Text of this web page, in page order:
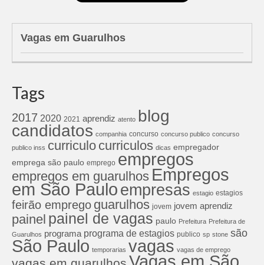
Vagas em Guarulhos
Tags
2017 2020 2021 aprendiz atento blog
candidatos companhia concurso concurso publico concurso
publico inss curriculo curriculos dicas empregador
emprega são paulo emprego empregos
empregos em guarulhos Empregos
em São Pauloempresas estagio estagios
feirão emprego guarulhos jovem jovem aprendiz
painel painel de vagas paulo Prefeitura Prefeitura de
Guarulhos programa programa de estagios publico sp stone são
São Paulo temporarias vagas vagas de emprego